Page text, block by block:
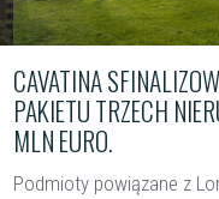
CAVATINA
PAKIETU TRZECH
MLN EURO.
Podmioty powiązane z